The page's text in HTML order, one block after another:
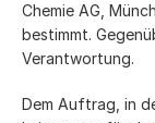
Chemie AG,
bestimmt.
Verantwortung.
Dem Auftrag, in